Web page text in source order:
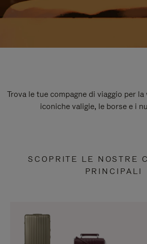
Trova le tue compagne di viaggio per
iconiche valigie, le borse e i
SCOPRITE LE NOSTRE
PRINCIPALI